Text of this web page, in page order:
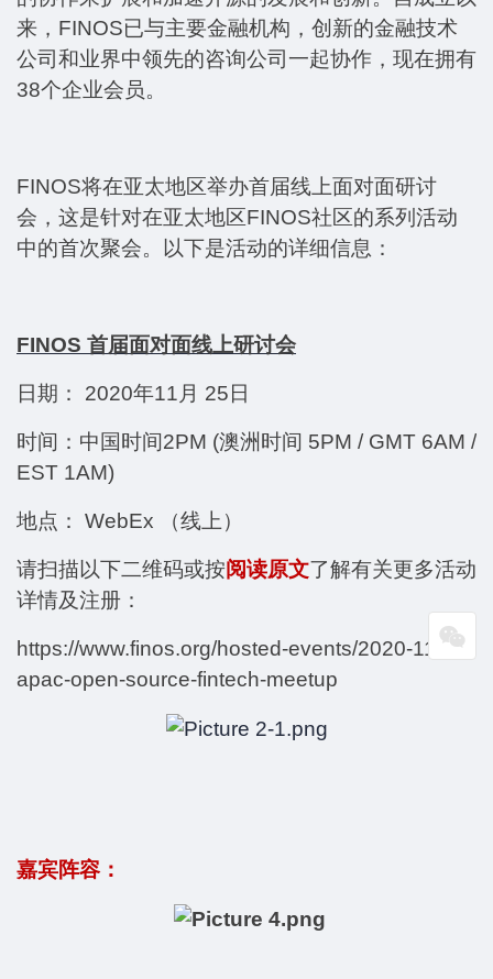
来，FINOS已与主要金融机构，创新的金融技术
公司和业界中领先的咨询公司一起协作，现在拥有
38个企业会员。
FINOS将在亚太地区举办首届线上面对面研讨
会，这是针对在亚太地区FINOS社区的系列活动
中的首次聚会。以下是活动的详细信息：
FINOS 首届面对面线上研讨会
日期： 2020年11月 25日
时间：中国时间2PM (澳洲时间 5PM / GMT 6AM /
EST 1AM)
地点： WebEx （线上）
请扫描以下二维码或按阅读原文了解有关更多活动
详情及注册：
https://www.finos.org/hosted-events/2020-11-25-
apac-open-source-fintech-meetup
嘉宾阵容：